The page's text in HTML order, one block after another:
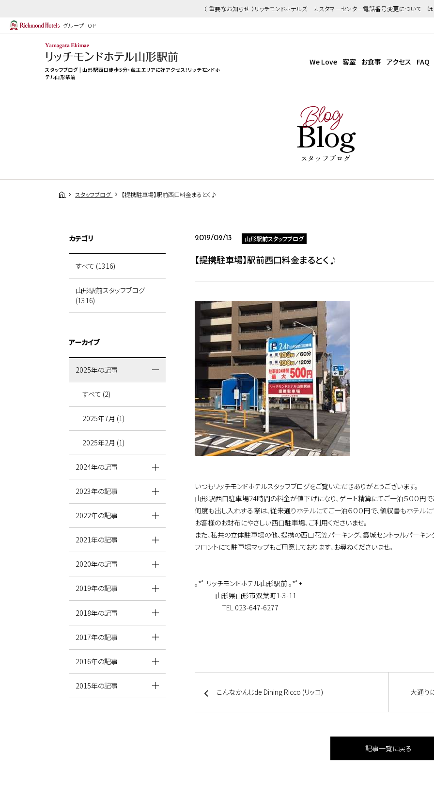
（ 重要なお知らせ ）リッチモンドホテルズ カスタマーセンター電話番号変更について
グループTOP
スタッフブログ | 山形駅西口徒歩5分・蔵王エリアに好アクセス！リッチモンドホ
テル山形駅前
We Love 客室 お食事 アクセス FAQ
Blog
Blog
スタッフブログ
スタッフブログ 【提携駐車場】駅前西口料金まるとく♪
2019/02/13 山形駅前スタッフブログ
【提携駐車場】駅前西口料金まるとく♪
いつもリッチモンドホテルスタッフブログをご覧いただきありがとうございます。
山形駅西口駐車場24時間の料金が値下げになり、ゲート精算にてご一泊５００円で
何度も出し入れする際は、従来通りホテルにてご一泊６００円で、領収書もホテルに
お客様のお財布にやさしい西口駐車場､ご利用くださいませ。
また、私共の立体駐車場の他、提携の西口花笠パーキング､霞城セントラルパーキン
フロントにて駐車場マップもご用意しております、お尋ねくださいませ。
｡*ﾟ リッチモンドホテル山形駅前 ｡*ﾟ+
山形県山形市双葉町1-3-11
TEL 023-647-6277
こんなかんじde Dining Ricco (リッコ) 大通り
記事一覧に戻る
カテゴリ
すべて (1316)
山形駅前スタッフブログ
(1316)
アーカイブ
2025年の記事
すべて (2)
2025年7月 (1)
2025年2月 (1)
2024年の記事
2023年の記事
2022年の記事
2021年の記事
2020年の記事
2019年の記事
2018年の記事
2017年の記事
2016年の記事
2015年の記事